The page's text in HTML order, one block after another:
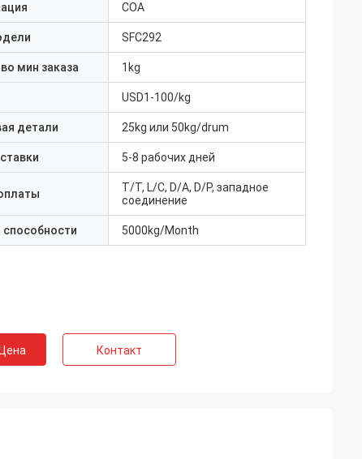
COA
SFC292
мин заказа 1kg
USD1-100/kg
детали 25kg или 50kg/drum
5-8 рабочих дней
T/T, L/C, D/A, D/P, западное
соединение
способности 5000kg/Month
Контакт